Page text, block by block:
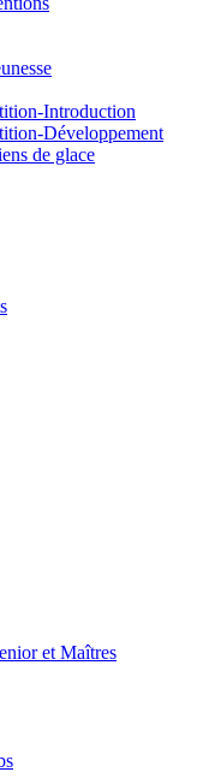
Introduction
Développement
de glace
et Maîtres